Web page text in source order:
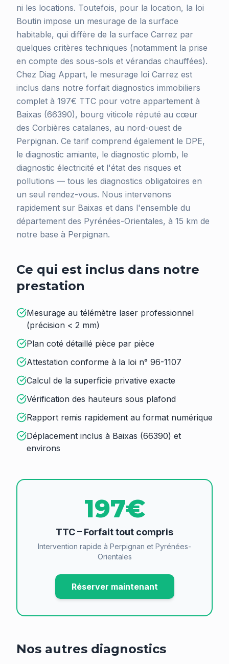
ni les locations. Toutefois, pour la location, la loi
Boutin impose un mesurage de la surface
habitable, qui diffère de la surface Carrez par
quelques critères techniques (notamment la prise
en compte des sous-sols et vérandas chauffées).
Chez Diag Appart, le mesurage loi Carrez est
inclus dans notre forfait diagnostics immobiliers
complet à 197€ TTC pour votre appartement à
Baixas (66390), bourg viticole réputé au cœur
des Corbières catalanes, au nord-ouest de
Perpignan. Ce tarif comprend également le DPE,
le diagnostic amiante, le diagnostic plomb, le
diagnostic électricité et l'état des risques et
pollutions — tous les diagnostics obligatoires en
un seul rendez-vous. Nous intervenons
rapidement sur Baixas et dans l'ensemble du
département des Pyrénées-Orientales, à 15 km de
notre base à Perpignan.
Ce qui est inclus dans notre
prestation
Mesurage au télémètre laser professionnel
(précision < 2 mm)
Plan coté détaillé pièce par pièce
Attestation conforme à la loi n° 96-1107
Calcul de la superficie privative exacte
Vérification des hauteurs sous plafond
Rapport remis rapidement au format numérique
Déplacement inclus à Baixas (66390) et
environs
197€
TTC – Forfait tout compris
Intervention rapide à Perpignan et Pyrénées-
Orientales
Réserver maintenant
Nos autres diagnostics